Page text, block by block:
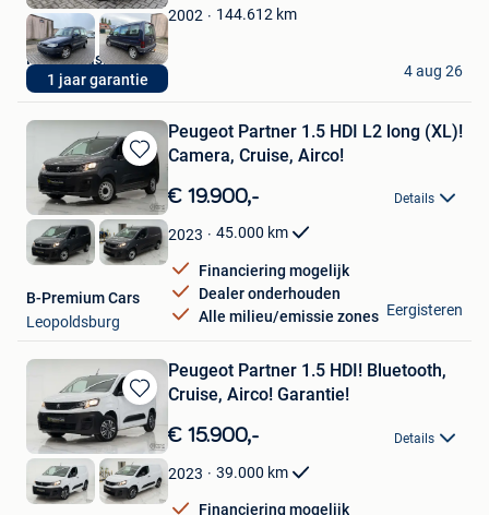
Favorieten
1 jaar garantie
2002 144.612 km
Rizq Occasions BV
Brecht
4 aug 26
Bewaren
in
Mijn
Favorieten
Peugeot Partner 1.5 HDI L2 long (XL)!
Camera, Cruise, Airco!
€ 19.900,- Details
2023 45.000 km
Financiering mogelijk
Dealer onderhouden
Alle milieu/emissie zones
B-Premium Cars
Leopoldsburg
Eergisteren
Bewaren
in
Mijn
Favorieten
Peugeot Partner 1.5 HDI! Bluetooth,
Cruise, Airco! Garantie!
€ 15.900,- Details
2023 39.000 km
Financiering mogelijk